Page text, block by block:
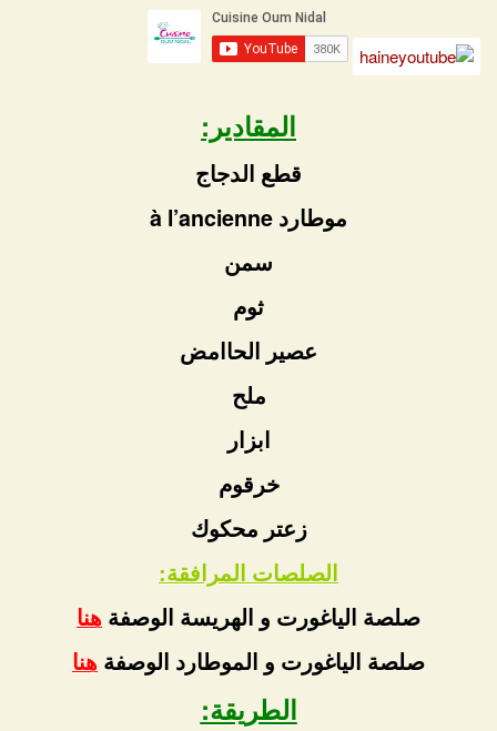
المقادير:
قطع الدجاج
موطارد à l’ancienne
سمن
ثوم
عصير الحاامض
ملح
ابزار
خرقوم
زعتر محكوك
الصلصات المرافقة:
صلصة الياغورت و الهريسة الوصفة هنا
صلصة الياغورت و الموطارد الوصفة هنا
الطريقة: